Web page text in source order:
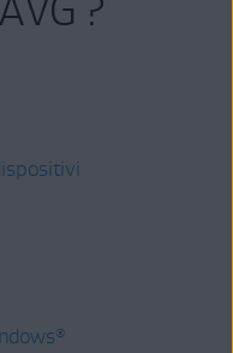
®